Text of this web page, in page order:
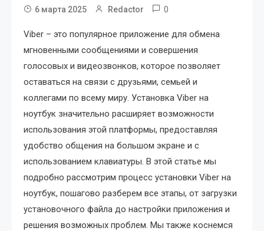
6 марта 2025 Redactor 0
Viber – это популярное приложение для обмена
мгновенными сообщениями и совершения
голосовых и видеозвонков, которое позволяет
оставаться на связи с друзьями, семьей и
коллегами по всему миру. Установка Viber на
ноутбук значительно расширяет возможности
использования этой платформы, предоставляя
удобство общения на большом экране и с
использованием клавиатуры. В этой статье мы
подробно рассмотрим процесс установки Viber на
ноутбук, пошагово разберем все этапы, от загрузки
установочного файла до настройки приложения и
решения возможных проблем. Мы также коснемся